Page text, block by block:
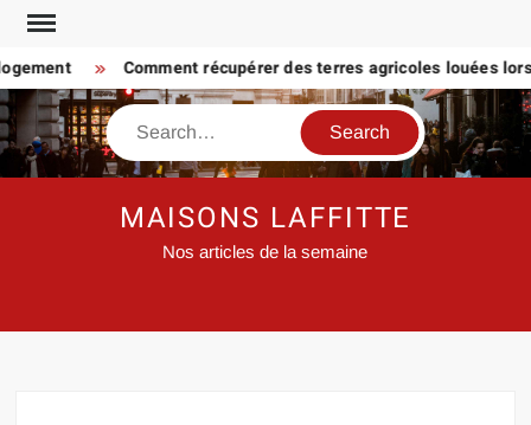
Skip
content
Comment récupérer des terres agricoles louées
Search
MAISONS LAFFITTE
Nos articles de la semaine